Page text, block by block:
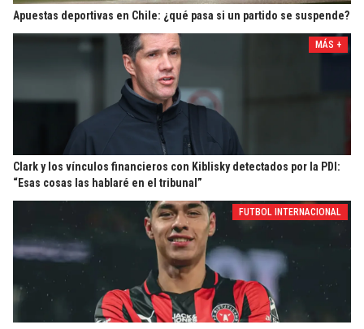
Apuestas deportivas en Chile: ¿qué pasa si un partido se suspende?
MÁS +
Clark y los vínculos financieros con Kiblisky detectados por la PDI:
“Esas cosas las hablaré en el tribunal”
FUTBOL INTERNACIONAL